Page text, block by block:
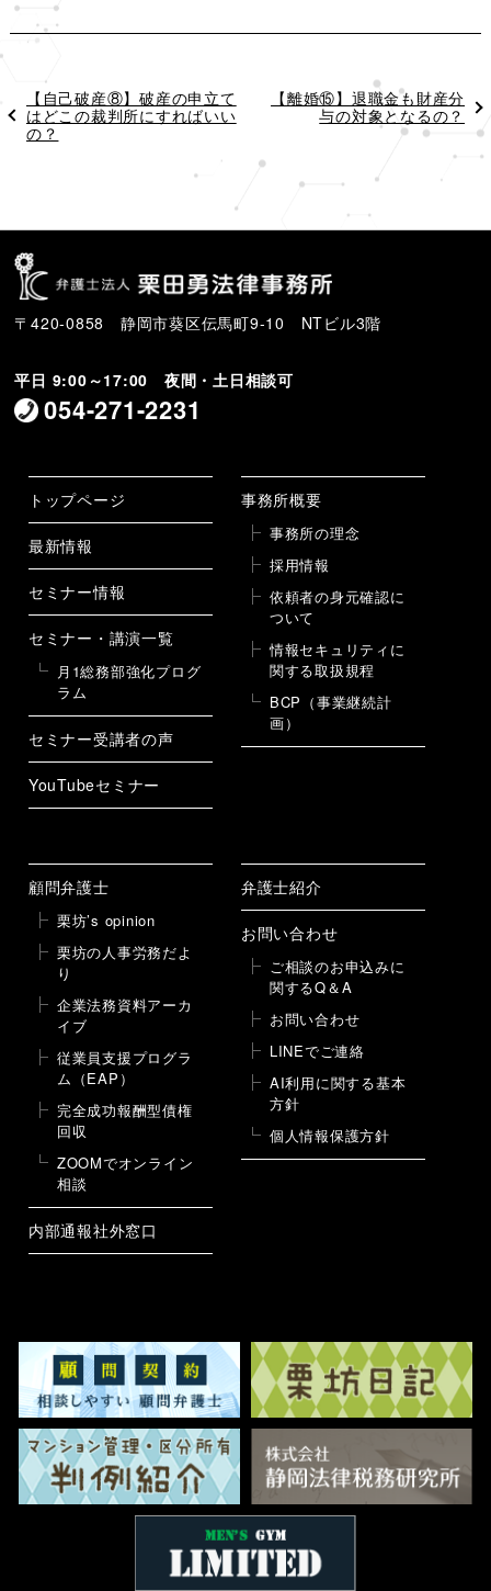
過
去
の
【自己破産⑧】破産の申立て
はどこの裁判所にすればいい
の？
次【離婚⑮】退職金も財産分
与の対象となるの？
〒420-0858 静岡市葵区伝馬町9-10 NTビル3階
平日 9:00～17:00 夜間・土日相談可
054-271-2231
トップページ
最新情報
セミナー情報
セミナー・講演一覧
月1総務部強化プログ
ラム
セミナー受講者の声
YouTubeセミナー
事務所概要
事務所の理念
採用情報
依頼者の身元確認に
ついて
情報セキュリティに
関する取扱規程
BCP（事業継続計
画）
顧問弁護士
栗坊’s opinion
栗坊の人事労務だよ
り
企業法務資料アーカ
イブ
従業員支援プログラ
ム（EAP）
完全成功報酬型債権
回収
ZOOMでオンライン
相談
内部通報社外窓口
弁護士紹介
お問い合わせ
ご相談のお申込みに
関するQ＆A
お問い合わせ
LINEでご連絡
AI利用に関する基本
方針
個人情報保護方針